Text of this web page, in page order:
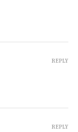
REPLY
REPLY